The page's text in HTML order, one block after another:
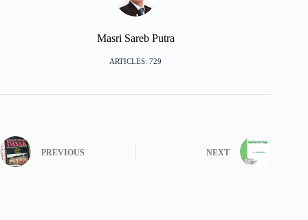
Masri Sareb Putra
ARTICLES: 729
PREVIOUS NEXT